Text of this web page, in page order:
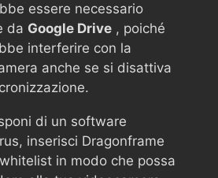
essere necessario
da Google Drive , poiché
interferire con la
anche se si disattiva
di un software
inserisci Dragonframe
in modo che possa